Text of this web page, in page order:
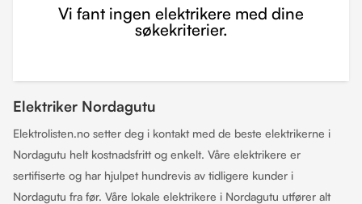
Vi fant ingen elektrikere med dine
søkekriterier.
Elektriker Nordagutu
Elektrolisten.no setter deg i kontakt med de beste elektrikerne i
Nordagutu helt kostnadsfritt og enkelt. Våre elektrikere er
sertifiserte og har hjulpet hundrevis av tidligere kunder i
Nordagutu fra før. Våre lokale elektrikere i Nordagutu utfører alt